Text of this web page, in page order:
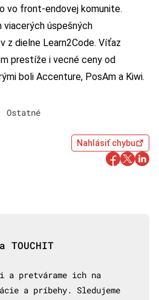
vo front-endovej komunite.
viacerých úspešných
z dielne Learn2Code. Víťaz
prestíže i vecné ceny od
boli Accenture, PosAm a Kiwi.
Ostatné
Nahlásiť chybu
TOUCHIT
a pretvárame ich na
a príbehy. Sledujeme